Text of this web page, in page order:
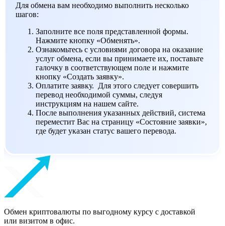
Для обмена вам необходимо выполнить несколько
шагов:
Заполните все поля представленной формы.
Нажмите кнопку «Обменять».
Ознакомьтесь с условиями договора на оказание
услуг обмена, если вы принимаете их, поставьте
галочку в соответствующем поле и нажмите
кнопку «Создать заявку».
Оплатите заявку. Для этого следует совершить
перевод необходимой суммы, следуя
инструкциям на нашем сайте.
После выполнения указанных действий, система
переместит Вас на страницу «Состояние заявки»,
где будет указан статус вашего перевода.
Обмен криптовалюты по выгодному курсу с доставкой
или визитом в офис.